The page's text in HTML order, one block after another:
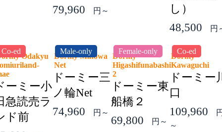
79,960
円～
し）
48,500
円
Co-ed
Odakyu
ーミー小
急読売ラ
ド前
Male-only
Dormy Minowa
Net
ドーミー三
ノ輪Net
74,960
円～
Female-only
Dormy
Higashifunabashi
2
ドーミー東
船橋２
69,800
円～
Co-ed
Dormy
Kawaguchi
ドーミー
口
109,960
～